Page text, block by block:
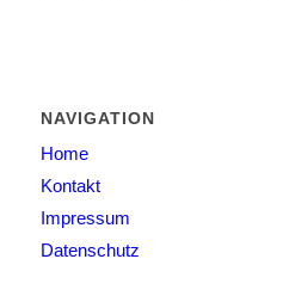
NAVIGATION
Home
Kontakt
Impressum
Datenschutz